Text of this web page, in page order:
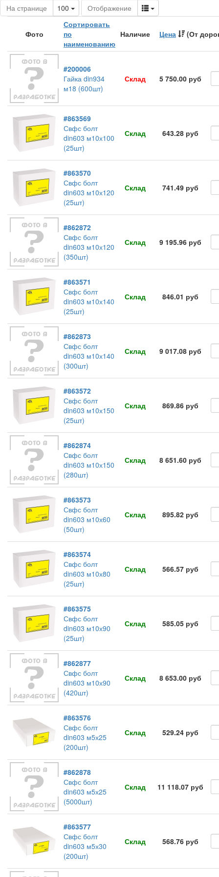
На странице
100 Toggle Dropdown
Отображение Toggle Dropdown
Фото
Сортировать
по
наименованию
Наличие Цена (От
#200006
Гайка din934
м18 (600шт)
Склад 5 750.00 руб
#863569
Свфс болт
din603 м10х100
(25шт)
Склад 643.28 руб
#863570
Свфс болт
din603 м10х120
(25шт)
Склад 741.49 руб
#862872
Свфс болт
din603 м10х120
(350шт)
Склад 9 195.96 руб
#863571
Свфс болт
din603 м10х140
(25шт)
Склад 846.01 руб
#862873
Свфс болт
din603 м10х140
(300шт)
Склад 9 017.08 руб
#863572
Свфс болт
din603 м10х150
(25шт)
Склад 869.86 руб
#862874
Свфс болт
din603 м10х150
(280шт)
Склад 8 651.60 руб
#863573
Свфс болт
din603 м10х60
(50шт)
Склад 895.82 руб
#863574
Свфс болт
din603 м10х80
(25шт)
Склад 566.57 руб
#863575
Свфс болт
din603 м10х90
(25шт)
Склад 585.05 руб
#862877
Свфс болт
din603 м10х90
(420шт)
Склад 8 653.00 руб
#863576
Свфс болт
din603 м5х25
(200шт)
Склад 529.24 руб
#862878
Свфс болт
din603 м5х25
(5000шт)
Склад 11 118.07 руб
#863577
Свфс болт
din603 м5х30
(200шт)
Склад 568.76 руб